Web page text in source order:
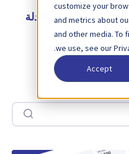
customize your
and metrics about
and other media. To
we use, see our
Accept
الحالة
الأدلة
ندوات عبر الإنترنت
بيضاء